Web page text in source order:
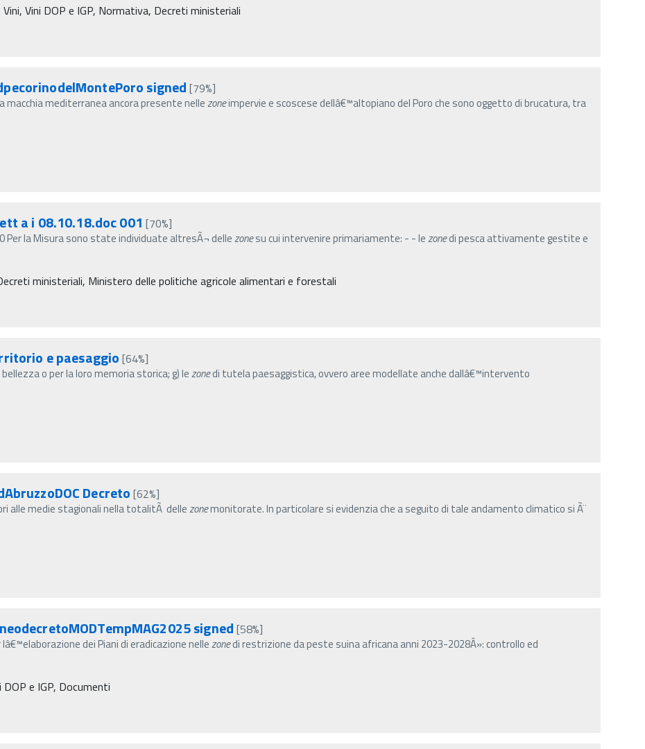
Vini DOP e IGP, Normativa, Decreti ministeriali
signed [79%]
macchia mediterranea ancora presente nellezoneimpervie e scoscese dellâ€™altopiano del Poro che sono oggetto di brucatura, tra
a i 08.10.18.doc 001 [70%]
Per la Misura sono state individuate altresÃ¬ dellezonesu cui intervenire primariamente: - - lezonedi pesca attivamente gestite e
ministeriali, Ministero delle politiche agricole alimentari e forestali
e paesaggio [64%]
o per la loro memoria storica; g) lezonedi tutela paesaggistica, ovvero aree modellate anche dallâ€™intervento
Decreto [62%]
alle medie stagionali nella totalitÃ dellezonemonitorate. In particolare si evidenzia che a seguito di tale andamento climatico si Ã¨
signed [58%]
dei Piani di eradicazione nellezonedi restrizione da peste suina africana anni 2023-2028Â»: controllo ed
e IGP, Documenti